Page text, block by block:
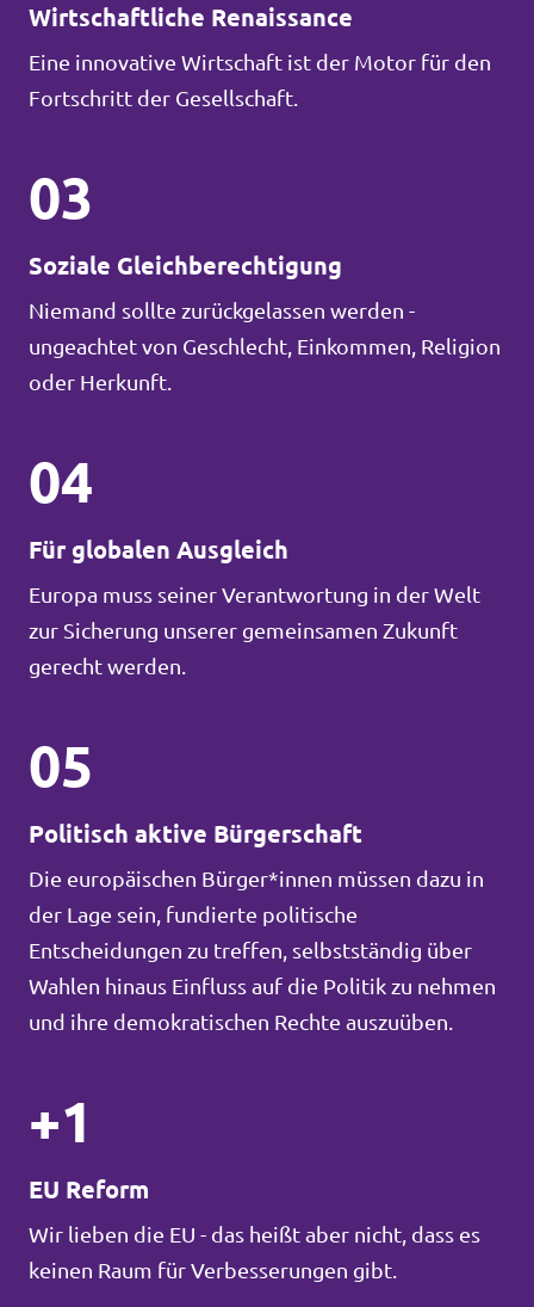
Wirtschaftliche Renaissance
Eine innovative Wirtschaft ist der Motor für den
Fortschritt der Gesellschaft.
03
Soziale Gleichberechtigung
Niemand sollte zurückgelassen werden -
ungeachtet von Geschlecht, Einkommen, Religion
oder Herkunft.
04
Für globalen Ausgleich
Europa muss seiner Verantwortung in der Welt
zur Sicherung unserer gemeinsamen Zukunft
gerecht werden.
05
Politisch aktive Bürgerschaft
Die europäischen Bürger*innen müssen dazu in
der Lage sein, fundierte politische
Entscheidungen zu treffen, selbstständig über
Wahlen hinaus Einfluss auf die Politik zu nehmen
und ihre demokratischen Rechte auszuüben.
+1
EU Reform
Wir lieben die EU - das heißt aber nicht, dass es
keinen Raum für Verbesserungen gibt.